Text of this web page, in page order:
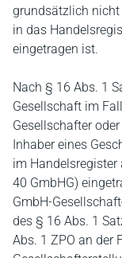
grundsätzlich nicht
in das
eingetragen ist.
Nach § 16 Abs. 1
Gesellschaft im
Gesellschafter
Inhaber eines
im
40 GmbHG)
GmbH-
des § 16 Abs. 1
Abs. 1 ZPO an der